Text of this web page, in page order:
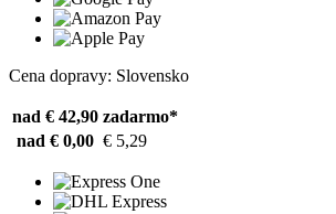
Cena dopravy: Slovensko
nad € 42,90 zadarmo*
nad € 0,00 € 5,29